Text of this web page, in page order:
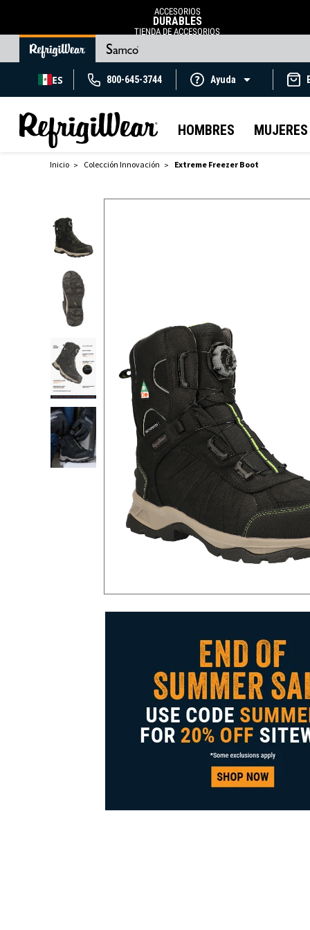
ACCESORIOS
DURABLES
TIENDA DE ACCESORIOS
ES 800-645-3744 Ayuda
HOMBRES MUJERES
Inicio Colección Innovación Extreme Freezer Boot